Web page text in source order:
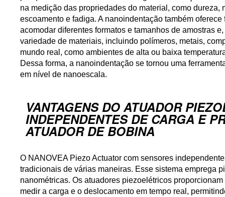
na medição das propriedades do material, como
escoamento e fadiga. A nanoindentação também
acomodar diferentes formatos e tamanhos de amostras
variedade de materiais, incluindo polímeros, metais,
mundo real, como ambientes de alta ou baixa
Dessa forma, a nanoindentação se tornou uma
em nível de nanoescala.
VANTAGENS DO ATUADOR
INDEPENDENTES DE CARGA E
ATUADOR DE BOBINA
O NANOVEA Piezo Actuator com sensores
tradicionais de várias maneiras. Esse sistema emprega
nanométricas. Os atuadores piezoelétricos
medir a carga e o deslocamento em tempo real,